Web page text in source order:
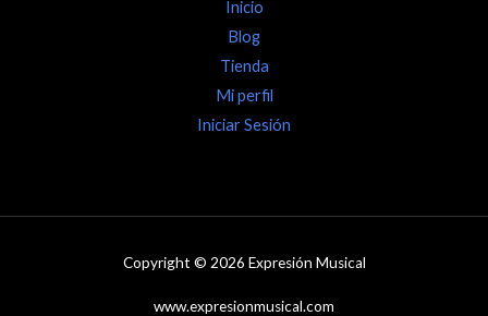
Inicio
Blog
Tienda
Mi perfil
Iniciar Sesión
Copyright © 2026 Expresión Musical
www.expresionmusical.com